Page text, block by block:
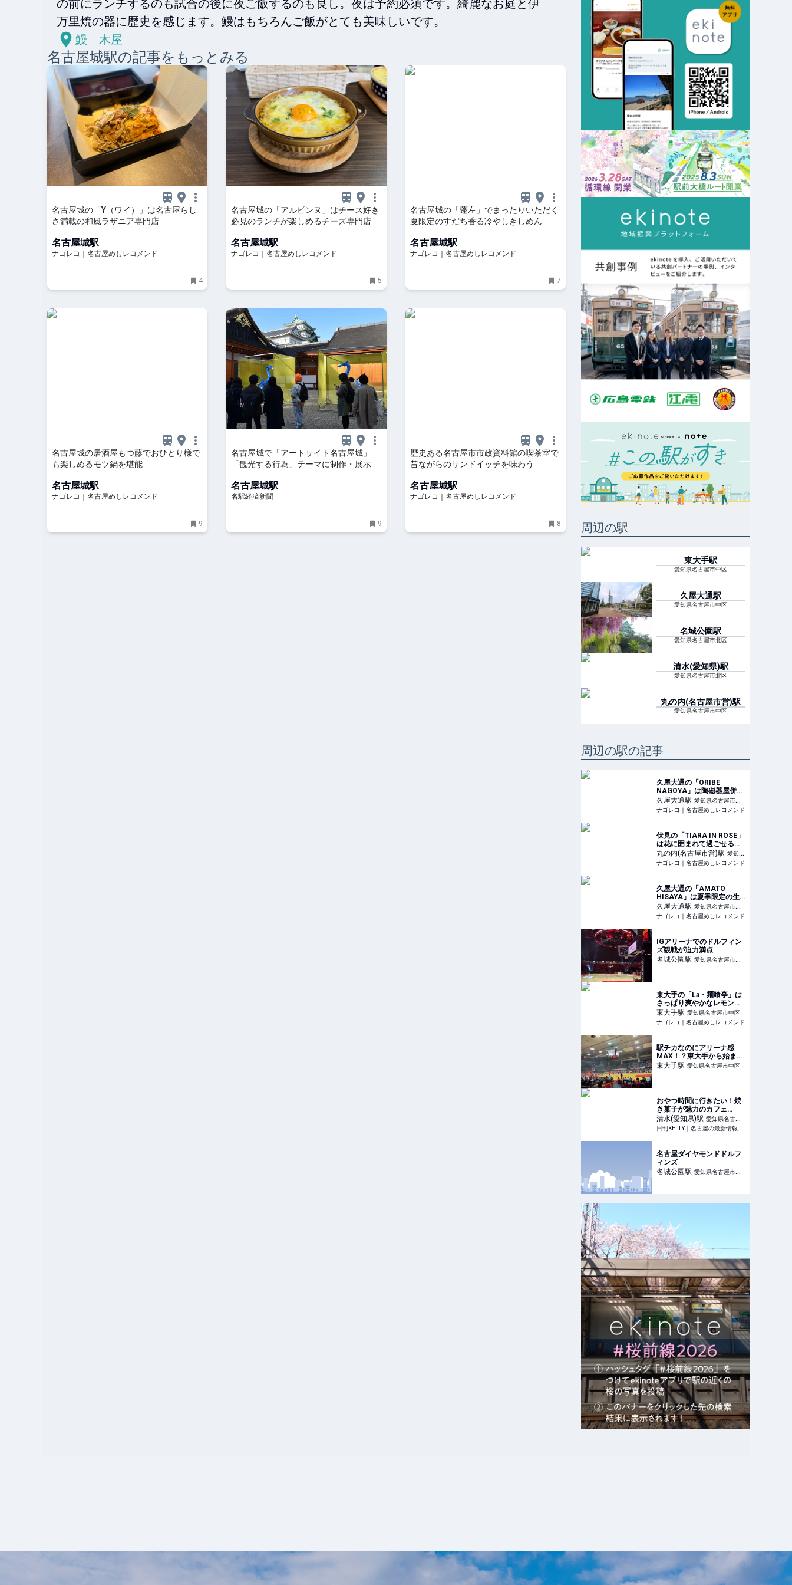
の前にランチするのも試合の後に夜ご飯するのも良し。夜は予約必須です。綺麗なお庭と伊
万里焼の器に歴史を感じます。鰻はもちろんご飯がとても美味しいです。
鰻 木屋
名古屋城駅の記事をもっとみる
名古屋城の「Y（ワイ）」は名古屋らし
さ満載の和風ラザニア専門店
名古屋城駅
ナゴレコ｜名古屋めしレコメンド
4
名古屋城の「アルピンヌ」はチース好き
必見のランチが楽しめるチーズ専門店
名古屋城駅
ナゴレコ｜名古屋めしレコメンド
5
名古屋城の「蓬左」でまったりいただく
夏限定のすだち香る冷やしきしめん
名古屋城駅
ナゴレコ｜名古屋めしレコメンド
7
名古屋城の居酒屋もつ藤でおひとり様で
も楽しめるモツ鍋を堪能
名古屋城駅
ナゴレコ｜名古屋めしレコメンド
9
名古屋城で「アートサイト名古屋城」
「観光する行為」テーマに制作・展示
名古屋城駅
名駅経済新聞
9
歴史ある名古屋市市政資料館の喫茶室で
昔ながらのサンドイッチを味わう
名古屋城駅
ナゴレコ｜名古屋めしレコメンド
8 周辺の駅
東大手駅
愛知県名古屋市中区
久屋大通駅
愛知県名古屋市中区
名城公園駅
愛知県名古屋市北区
清水(愛知県)駅
愛知県名古屋市北区
丸の内(名古屋市営)駅
愛知県名古屋市中区
周辺の駅の記事
久屋大通の「ORIBE
NAGOYA」は陶磁器屋併設
のおしゃれカフェ
久屋大通駅 愛知県名古屋市中
区
ナゴレコ｜名古屋めしレコメンド
伏見の「TIARA IN ROSE」
は花に囲まれて過ごせるカ
フェ
丸の内(名古屋市営)駅 愛知県
名古屋市中区
ナゴレコ｜名古屋めしレコメンド
久屋大通の「AMATO
HISAYA」は夏季限定の生
桃かき氷店
久屋大通駅 愛知県名古屋市中
区
ナゴレコ｜名古屋めしレコメンド
IGアリーナでのドルフィン
ズ観戦が迫力満点
名城公園駅 愛知県名古屋市北
東大手の「La・麺喰亭」は
さっぱり爽やかなレモンラ
ーメンがおいしい麺処
東大手駅 愛知県名古屋市中区
ナゴレコ｜名古屋めしレコメンド
駅チカなのにアリーナ感
MAX！？東大手から始まる
熱狂バスケ体験！
東大手駅 愛知県名古屋市中区
おやつ時間に行きたい！焼
き菓子が魅力のカフェ
vol.6 | 清水「Caprice
BAKE（カプリス ベイ
ク）」でアメリカンマフィ
古屋の最新情報を毎日配
信！
清水(愛知県)駅 愛知県名古屋
市北区
日刊KELLY｜名古屋の最新情報を毎日配信！
名古屋ダイヤモンドドルフ
ィンズ
名城公園駅 愛知県名古屋市北